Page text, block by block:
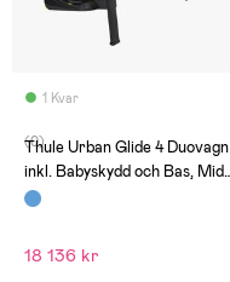
1 Kvar
(0)
Thule Urban Glide 4 Duovagn
inkl. Babyskydd och Bas, Mid
Blue
18 136 kr